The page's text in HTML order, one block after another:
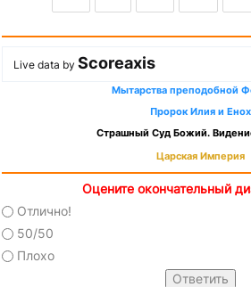
Live data by Scoreaxis
Мытарства преподобной
Пророк Илия и Енох
Страшный Суд Божий.
Царская Империя
Оцените окончательный
Отлично!
50/50
Плохо